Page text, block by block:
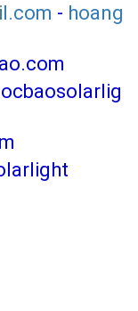
- hoang